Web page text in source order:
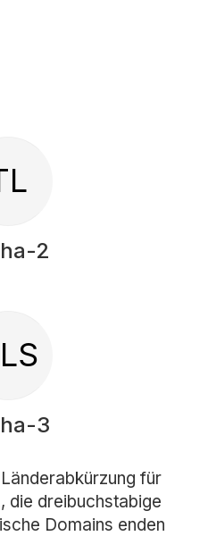
2
3
für
die dreibuchstabige
Domains enden